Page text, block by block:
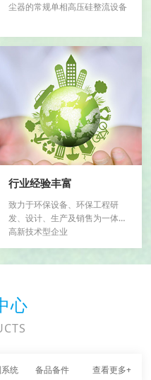
尘器的常规单相高压硅整流设备
行业经验丰富
致力于环保设备、环保工程研
发、设计、生产及销售为一体的
高新技术型企业
心
统 备品备件 查看更多+